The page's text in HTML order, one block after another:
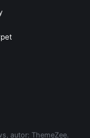
autor: ThemeZee.